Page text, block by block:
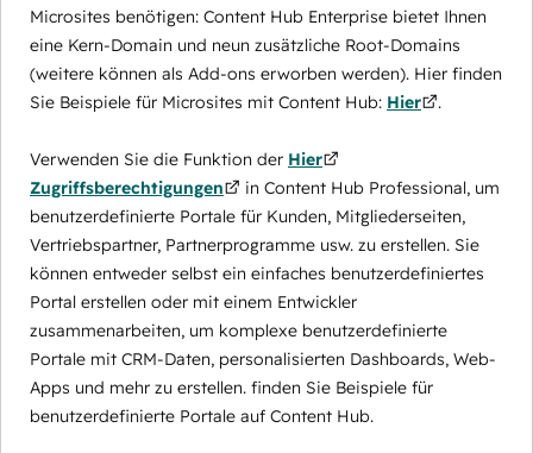
Microsites benötigen: Content Hub Enterprise bietet Ihnen
eine Kern-Domain und neun zusätzliche Root-Domains
(weitere können als Add-ons erworben werden). Hier finden
Sie Beispiele für Microsites mit Content Hub: Hier .
Verwenden Sie die Funktion der Hier
Zugriffsberechtigungen
in Content Hub Professional, um
benutzerdefinierte Portale für Kunden, Mitgliederseiten,
Vertriebspartner, Partnerprogramme usw. zu erstellen. Sie
können entweder selbst ein einfaches benutzerdefiniertes
Portal erstellen oder mit einem Entwickler
zusammenarbeiten, um komplexe benutzerdefinierte
Portale mit CRM-Daten, personalisierten Dashboards, Web-
Apps und mehr zu erstellen. finden Sie Beispiele für
benutzerdefinierte Portale auf Content Hub.